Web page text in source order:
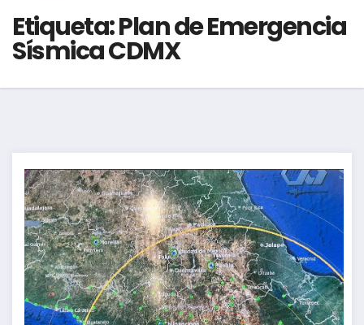
Etiqueta:Plan de Emergencia
Sísmica CDMX